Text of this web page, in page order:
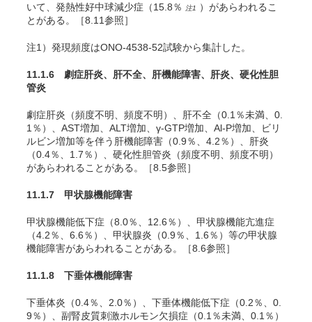
いて、発熱性好中球減少症（15.8％
注1
）があらわれるこ
とがある。［8.11参照］
注1）発現頻度はONO-4538-52試験から集計した。
11.1.6 劇症肝炎、肝不全、肝機能障害、肝炎、硬化性胆
管炎
劇症肝炎（頻度不明、頻度不明）、肝不全（0.1％未満、0.
1％）、AST増加、ALT増加、γ-GTP増加、Al-P増加、ビリ
ルビン増加等を伴う肝機能障害（0.9％、4.2％）、肝炎
（0.4％、1.7％）、硬化性胆管炎（頻度不明、頻度不明）
があらわれることがある。［8.5参照］
11.1.7 甲状腺機能障害
甲状腺機能低下症（8.0％、12.6％）、甲状腺機能亢進症
（4.2％、6.6％）、甲状腺炎（0.9％、1.6％）等の甲状腺
機能障害があらわれることがある。［8.6参照］
11.1.8 下垂体機能障害
下垂体炎（0.4％、2.0％）、下垂体機能低下症（0.2％、0.
9％）、副腎皮質刺激ホルモン欠損症（0.1％未満、0.1％）